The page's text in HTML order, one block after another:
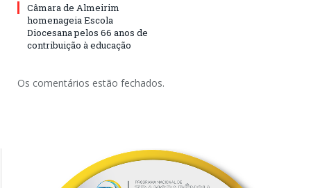
Câmara de Almeirim
homenageia Escola
Diocesana pelos 66 anos de
contribuição à educação
Os comentários estão fechados.